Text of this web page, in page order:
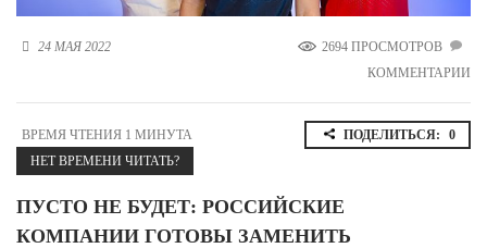
Новосибирская область (3)
Республика Башкортостан (3)
Республика Татарстан (2)
Ростовская область (2)
Самарская область (1)
Санкт-Петербург и ЛО (3)
24 МАЯ 2022
2694 ПРОСМОТРОВ
КОММЕНТАРИИ
ВРЕМЯ ЧТЕНИЯ 1 МИНУТА
НЕТ ВРЕМЕНИ ЧИТАТЬ?
ПОДЕЛИТЬСЯ: 0
ПУСТО НЕ БУДЕТ: РОССИЙСКИЕ
КОМПАНИИ ГОТОВЫ ЗАМЕНИТЬ